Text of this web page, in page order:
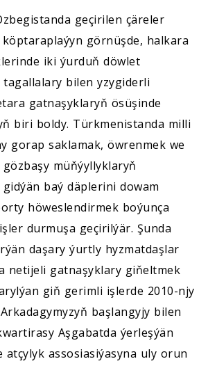
geçirilen çäreler
görnüşde, halkara
iki ýurduň döwlet
bilen yzygiderli
gatnaşyklaryň ösüşinde
biri boldy. Türkmenistanda milli
gorap saklamak, öwrenmek we
müňýyllyklaryň
baý däplerini dowam
höweslendirmek boýunça
durmuşa geçirilýär. Şunda
daşary ýurtly hyzmatdaşlar
netijeli gatnaşyklary giňeltmek
giň gerimli işlerde 2010-njy
başlangyjy bilen
Aşgabatda ýerleşýän
atçylyk assosiasiýasyna uly orun